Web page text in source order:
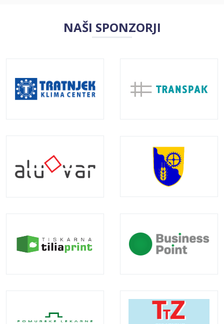
NAŠI SPONZORJI